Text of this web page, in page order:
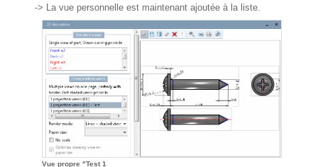
-> La vue personnelle est maintenant ajoutée à la liste.
Vue propre "Test 1